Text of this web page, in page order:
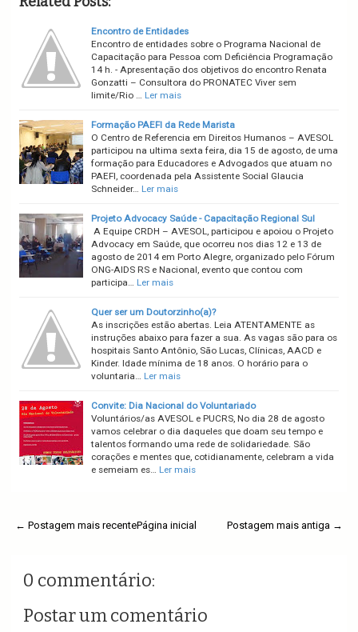
Encontro de Entidades
Encontro de entidades sobre o Programa Nacional de
Capacitação para Pessoa com Deficiência Programação
14 h. - Apresentação dos objetivos do encontro Renata
Gonzatti – Consultora do PRONATEC Viver sem
limite/Rio … Ler mais
Formação PAEFI da Rede Marista
O Centro de Referencia em Direitos Humanos – AVESOL
participou na ultima sexta feira, dia 15 de agosto, de uma
formação para Educadores e Advogados que atuam no
PAEFI, coordenada pela Assistente Social Glaucia
Schneider… Ler mais
Projeto Advocacy Saúde - Capacitação Regional Sul
A Equipe CRDH – AVESOL, participou e apoiou o Projeto
Advocacy em Saúde, que ocorreu nos dias 12 e 13 de
agosto de 2014 em Porto Alegre, organizado pelo Fórum
ONG-AIDS RS e Nacional, evento que contou com
participa… Ler mais
Quer ser um Doutorzinho(a)?
As inscrições estão abertas. Leia ATENTAMENTE as
instruções abaixo para fazer a sua. As vagas são para os
hospitais Santo Antônio, São Lucas, Clínicas, AACD e
Kinder. Idade mínima de 18 anos. O horário para o
voluntaria… Ler mais
Convite: Dia Nacional do Voluntariado
Voluntários/as AVESOL e PUCRS, No dia 28 de agosto
vamos celebrar o dia daqueles que doam seu tempo e
talentos formando uma rede de solidariedade. São
corações e mentes que, cotidianamente, celebram a vida
e semeiam es… Ler mais
← Postagem mais recente Postagem mais antiga →
Página inicial
0 commentário:
Postar um comentário